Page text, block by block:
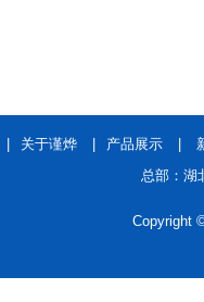
关于谨烨 产品展示
总部：
Copyright